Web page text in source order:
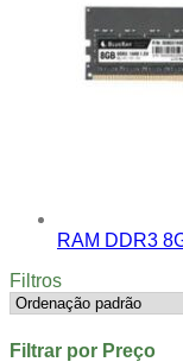
RAM DDR3
Filtros
Filtrar por Preço